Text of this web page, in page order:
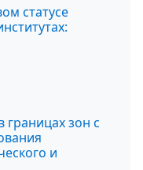
статусе
зон с
и